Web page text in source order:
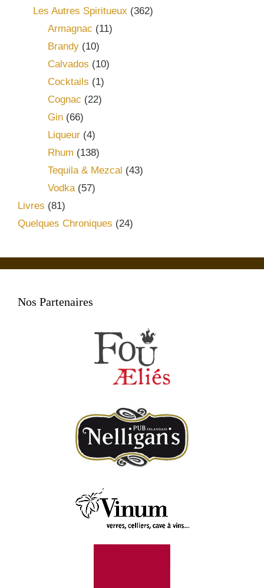
Les Autres Spiritueux (362)
Armagnac (11)
Brandy (10)
Calvados (10)
Cocktails (1)
Cognac (22)
Gin (66)
Liqueur (4)
Rhum (138)
Tequila & Mezcal (43)
Vodka(57)
Livres (81)
Quelques Chroniques (24)
Nos Partenaires